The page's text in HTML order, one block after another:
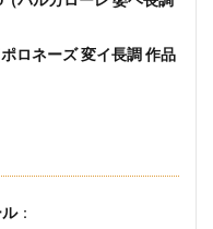
ロネーズ 変イ長調 作品
：